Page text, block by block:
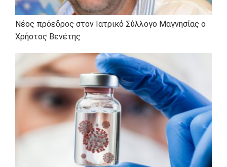
Νέος πρόεδρος στον Ιατρικό Σύλλογο Μαγνησίας ο
Χρήστος Βενέτης